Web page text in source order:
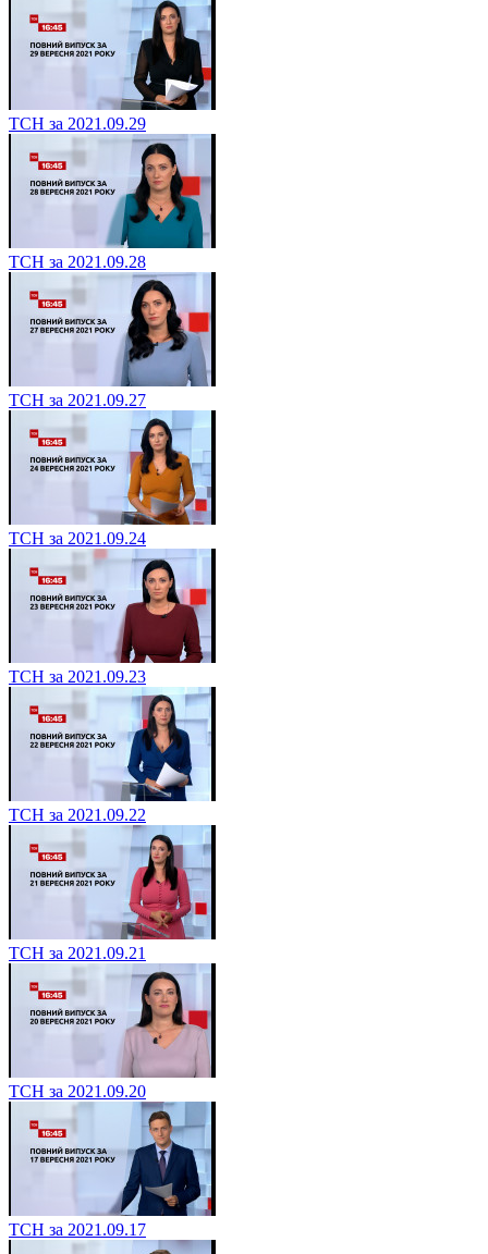
ТСН за 2021.09.29
ТСН за 2021.09.28
ТСН за 2021.09.27
ТСН за 2021.09.24
ТСН за 2021.09.23
ТСН за 2021.09.22
ТСН за 2021.09.21
ТСН за 2021.09.20
ТСН за 2021.09.17